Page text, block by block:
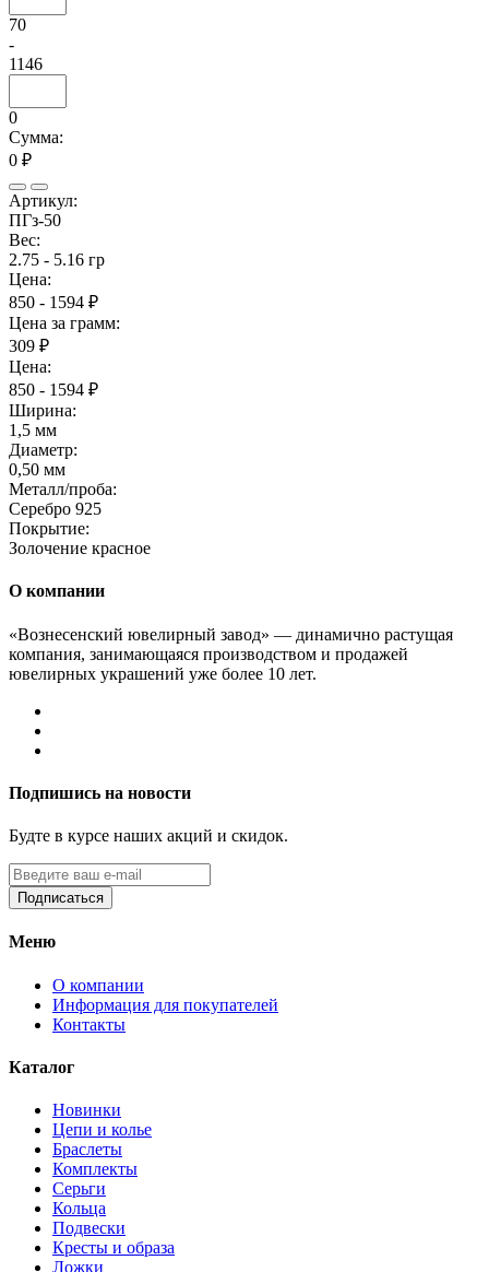
70
-
1146
0
Сумма:
0 ₽
Артикул:
ПГз-50
Вес:
2.75 - 5.16 гр
Цена:
850 - 1594 ₽
Цена за грамм:
309 ₽
Цена:
850 - 1594 ₽
Ширина:
1,5 мм
Диаметр:
0,50 мм
Металл/проба:
Серебро 925
Покрытие:
Золочение красное
О компании
«Вознесенский ювелирный завод» — динамично растущая
компания, занимающаяся производством и продажей
ювелирных украшений уже более 10 лет.
Подпишись на новости
Будте в курсе наших акций и скидок.
Подписаться
Меню
О компании
Информация для покупателей
Контакты
Каталог
Новинки
Цепи и колье
Браслеты
Комплекты
Серьги
Кольца
Подвески
Кресты и образа
Ложки